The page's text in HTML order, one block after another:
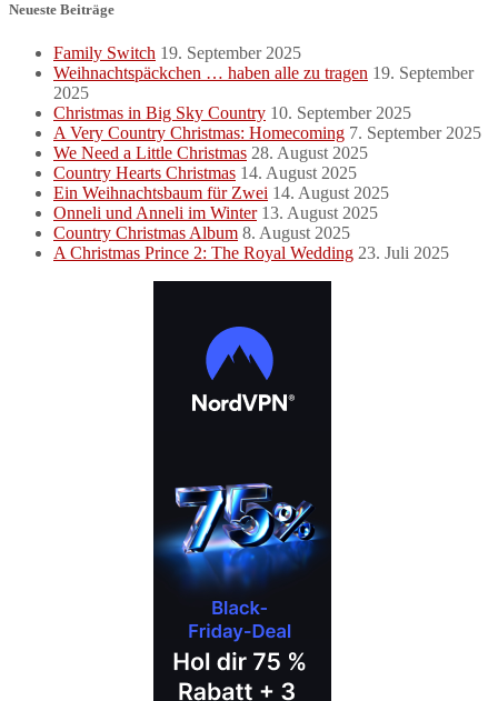
Neueste Beiträge
Family Switch 19. September 2025
Weihnachtspäckchen … haben alle zu tragen 19. September
2025
Christmas in Big Sky Country 10. September 2025
A Very Country Christmas: Homecoming 7. September 2025
We Need a Little Christmas 28. August 2025
Country Hearts Christmas 14. August 2025
Ein Weihnachtsbaum für Zwei 14. August 2025
Onneli und Anneli im Winter 13. August 2025
Country Christmas Album 8. August 2025
A Christmas Prince 2: The Royal Wedding 23. Juli 2025